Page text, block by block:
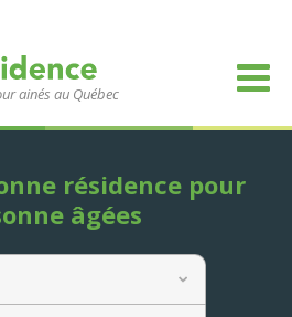
ainés au Québec
résidence pour
âgées